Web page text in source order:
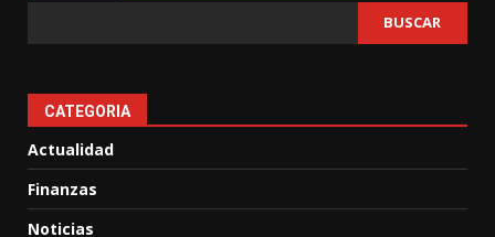
BUSCAR
CATEGORIA
Actualidad
Finanzas
Noticias